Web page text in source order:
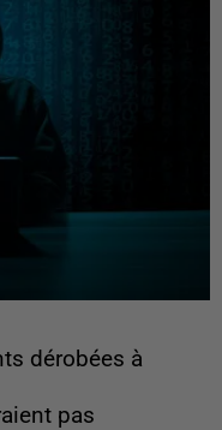
dérobées à
pas